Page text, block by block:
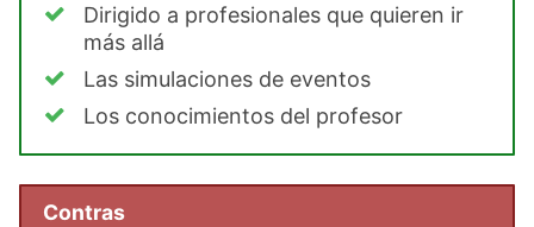
Dirigido a profesionales que quieren ir
más allá
Las simulaciones de eventos
Los conocimientos del profesor
Contras